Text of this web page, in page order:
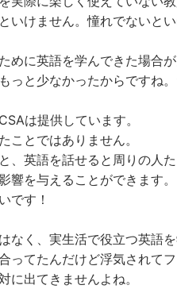
いけません。憧れでないと
めに英語を学んできた場合が
っと少なかったからですね
は提供しています。
ことではありません。
、英語を話せると周りの人
響を与えることができます。
です！
なく、実生活で役立つ英語を
ってたんだけど浮気されて
に出てきませんよね。